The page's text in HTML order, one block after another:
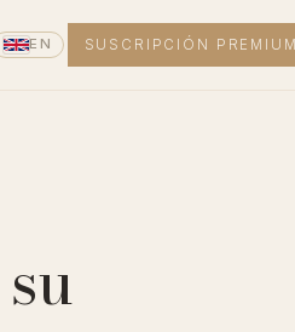
EN SUSCRIPCIÓN PREMIUM